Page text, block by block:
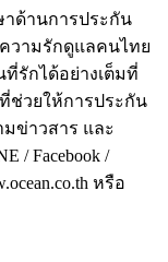
าด้านการประกัน
วามรักดูแลคนไทย
รักได้อย่างเต็มที่
ช่วยให้การประกัน
ข่าวสาร และ
/ Facebook /
หรือ